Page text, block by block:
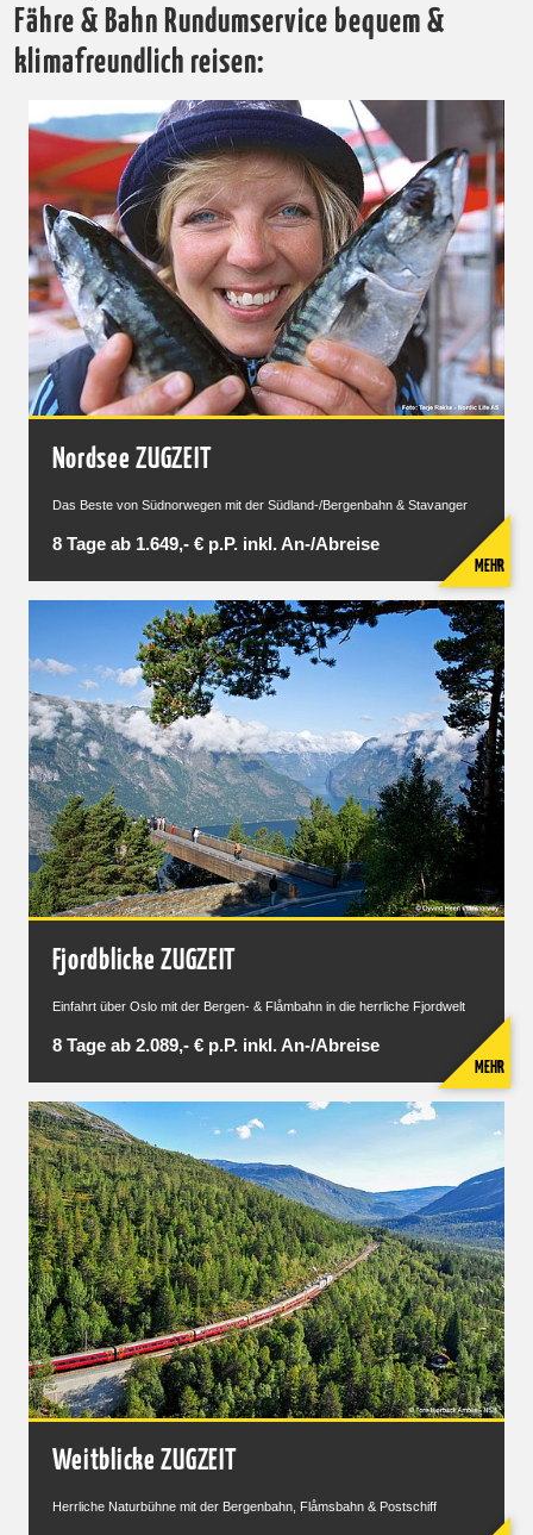
Fähre & Bahn Rundumservice bequem &
klimafreundlich reisen:
Nordsee ZUGZEIT
Das Beste von Südnorwegen mit der Südland-/Bergenbahn & Stavanger
8 Tage ab 1.649,- € p.P. inkl. An-/Abreise
MEHR
Fjordblicke ZUGZEIT
Einfahrt über Oslo mit der Bergen- & Flåmbahn in die herrliche Fjordwelt
8 Tage ab 2.089,- € p.P. inkl. An-/Abreise
MEHR
Weitblicke ZUGZEIT
Herrliche Naturbühne mit der Bergenbahn, Flåmsbahn & Postschiff